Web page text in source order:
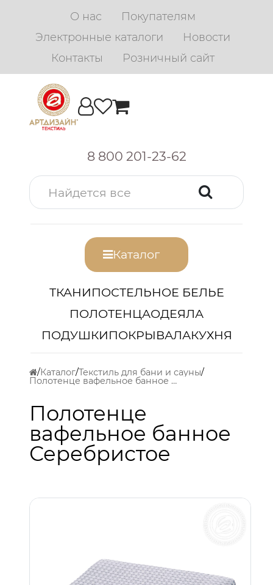
О нас
Покупателям
Электронные каталоги
Новости
Контакты
Розничный сайт
8 800 201-23-62
Каталог
ТКАНИПОСТЕЛЬНОЕ БЕЛЬЕ
ПОЛОТЕНЦАОДЕЯЛА
ПОДУШКИПОКРЫВАЛАКУХНЯ
Каталог Текстиль для бани и сауны
Полотенце вафельное банное Серебристое
Полотенце
вафельное банное
Серебристое